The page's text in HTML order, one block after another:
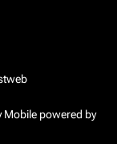
Mobile powered by